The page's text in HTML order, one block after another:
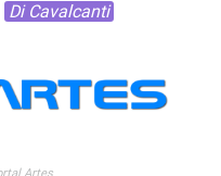
Di Cavalcanti